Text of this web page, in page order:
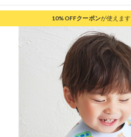
10%OFFクーポンが使えます